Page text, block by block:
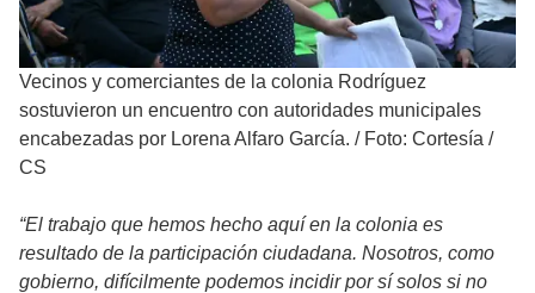
Vecinos y comerciantes de la colonia Rodríguez
sostuvieron un encuentro con autoridades municipales
encabezadas por Lorena Alfaro García. / Foto: Cortesía /
CS
“El trabajo que hemos hecho aquí en la colonia es
resultado de la participación ciudadana. Nosotros, como
gobierno, difícilmente podemos incidir por sí solos si no